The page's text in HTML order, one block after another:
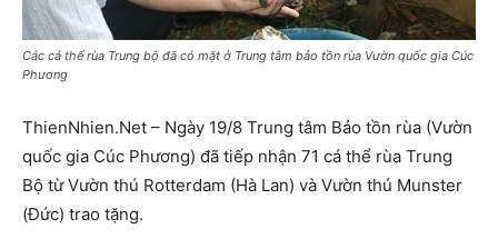
Các cá thể rùa Trung bộ đã có mặt ở Trung tâm bảo tồn rùa Vườn quốc gia Cúc
Phương
ThienNhien.Net – Ngày 19/8 Trung tâm Bảo tồn rùa (Vườn
quốc gia Cúc Phương) đã tiếp nhận 71 cá thể rùa Trung
Bộ từ Vườn thú Rotterdam (Hà Lan) và Vườn thú Munster
(Đức) trao tặng.